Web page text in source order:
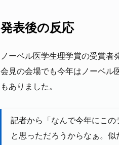
発表後の反応
ノーベル医学生理学賞の受賞
会見の会場でも今年はノーベル
もありました。
記者から「なんで今年にこ
と思っただろうからなぁ。似